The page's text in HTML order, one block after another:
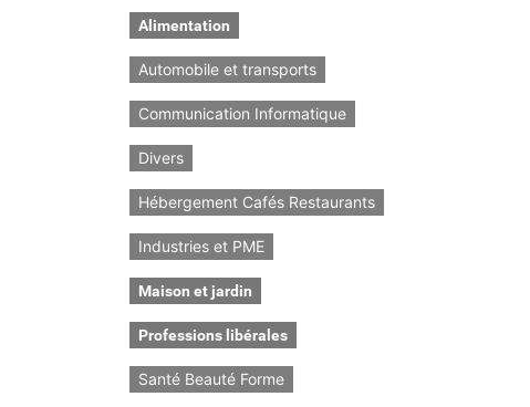
Alimentation
Automobile et transports
Communication Informatique
Divers
Hébergement Cafés Restaurants
Industries et PME
Maison et jardin
Professions libérales
Santé Beauté Forme